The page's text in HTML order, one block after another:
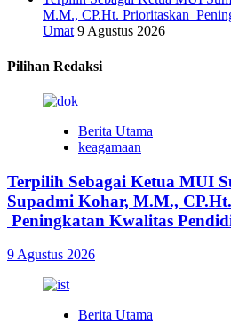
M.M., CP.Ht. Prioritaskan
Umat 9 Agustus 2026
Pilihan Redaksi
Berita Utama
keagamaan
Terpilih Sebagai Ketua MUI
Supadmi Kohar, M.M.,
Peningkatan Kwalitas
9 Agustus 2026
Berita Utama